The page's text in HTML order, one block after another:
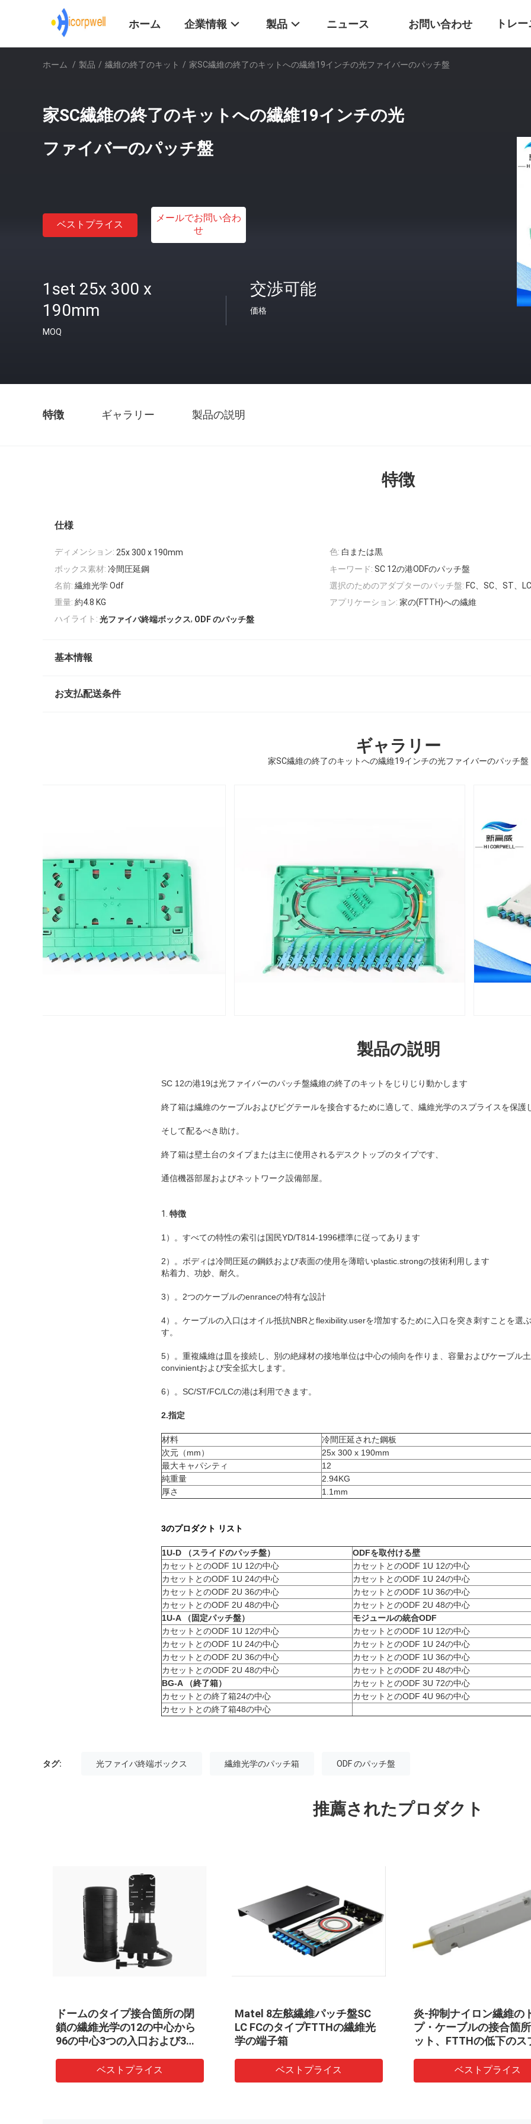
ホーム 企業情報 製品 ニュース お問い合わせ トレ
ホーム / 製品 / 繊維の終了のキット / 家SC繊維の終了のキットへの繊維19インチの光ファイバーのパッチ盤
家SC繊維の終了のキットへの繊維19インチの光
ファイバーのパッチ盤
ベストプライス
メールでお問い合わ
せ
1set 25x 300 x
190mm
MOQ
交渉可能
価格
特徴 ギャラリー 製品の説明
特徴
仕様
ディメンション: 25x 300 x 190mm 色: 白または黒
ボックス素材: 冷間圧延鋼 キーワード: SC 12の港ODFのパッチ盤
名前: 繊維光学 Odf 選択のためのアダプターのパッチ盤: FC、SC、ST、LC
重量: 約4.8 KG アプリケーション: 家の(FTTH)への繊維
ハイライト: 光ファイバ終端ボックス, ODF のパッチ盤
基本情報
お支払配送条件
ギャラリー
家SC繊維の終了のキットへの繊維19インチの光ファイバーのパッチ盤
製品の説明
SC 12の港19は光ファイバーのパッチ盤繊維の終了のキットをじりじり動かします
終了箱は繊維のケーブルおよびピグテールを接合するために適して、繊維光学のスプライスを保護
そして配るべき助け。
終了箱は壁土台のタイプまたは主に使用されるデスクトップのタイプです、
通信機器部屋およびネットワーク設備部屋。
1. 特徴
1）。すべての特性の索引は国民YD/T814-1996標準に従ってあります
2）。ボディは冷間圧延の鋼鉄および表面の使用を薄暗いplastic.strongの技術利用します
粘着力、功妙、耐久。
3）。2つのケーブルのenranceの特有な設計
4）。ケーブルの入口はオイル抵抗NBRとflexibility.userを増加するために入口を突き刺すことを選
す。
5）。重複繊維は皿を接続し、別の絶縁材の接地単位は中心の傾向を作りま、容量およびケーブル
convinientおよび安全拡大します。
6）。SC/ST/FC/LCの港は利用できます。
2.指定
材料
冷間圧延された鋼板
次元（mm）
25x 300 x 190mm
最大キャパシティ
12
純重量
2.94KG
厚さ
1.1mm
3のプロダクト リスト
1U-D （スライドのパッチ盤）
ODFを取付ける壁
カセットとのODF 1U 12の中心
カセットとのODF 1U 12の中心
カセットとのODF 1U 24の中心
カセットとのODF 1U 24の中心
カセットとのODF 2U 36の中心
カセットとのODF 1U 36の中心
カセットとのODF 2U 48の中心
カセットとのODF 2U 48の中心
1U-A （固定パッチ盤）
モジュールの統合ODF
カセットとのODF 1U 12の中心
カセットとのODF 1U 12の中心
カセットとのODF 1U 24の中心
カセットとのODF 1U 24の中心
カセットとのODF 2U 36の中心
カセットとのODF 1U 36の中心
カセットとのODF 2U 48の中心
カセットとのODF 2U 48の中心
BG-A （終了箱）
カセットとのODF 3U 72の中心
カセットとの終了箱24の中心
カセットとのODF 4U 96の中心
カセットとの終了箱48の中心
タグ: 光ファイバ終端ボックス 繊維光学のパッチ箱 ODF のパッチ盤
推薦されたプロダクト
ドームのタイプ接合箇所の閉
鎖の繊維光学の12の中心から
96の中心3つの入口および3つ
ベストプライス
Matel 8左舷繊維パッチ盤SC
LC FCのタイプFTTHの繊維光
学の端子箱
ベストプライス
炎-抑制ナイロン繊維のドロッ
プ・ケーブルの接合箇所のキ
ット、FTTHの低下のスプライ
ベストプライス